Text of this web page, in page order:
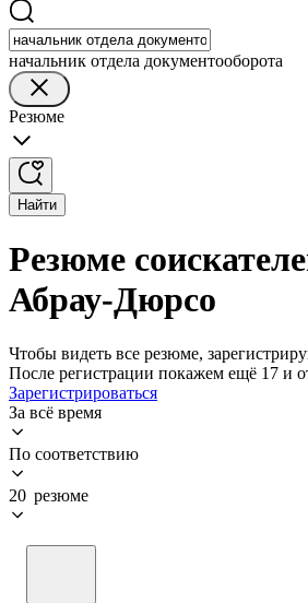
начальник отдела документооборота
Резюме
Найти
Резюме
Абрау-Дюрсо
Чтобы видеть все резюме,
После регистрации покажем ещё 17 и
Зарегистрироваться
За всё время
По соответствию
20 резюме